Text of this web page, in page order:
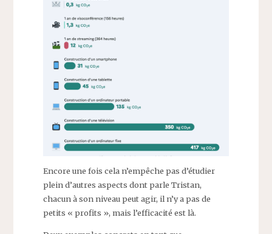
Encore une fois cela n’empêche pas d’étudier
plein d’autres aspects dont parle Tristan,
chacun à son niveau peut agir, il n’y a pas de
petits « profits », mais l’efficacité est là.